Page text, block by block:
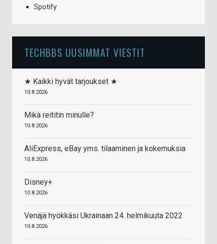
Spotify
TECHBBS UUSIMMAT VIESTIT
★ Kaikki hyvät tarjoukset ★
10.8.2026
Mikä reititin minulle?
10.8.2026
AliExpress, eBay yms. tilaaminen ja kokemuksia
10.8.2026
Disney+
10.8.2026
Venäjä hyökkäsi Ukrainaan 24. helmikuuta 2022
10.8.2026